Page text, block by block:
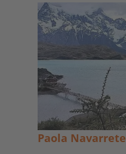
Paola Navarrete